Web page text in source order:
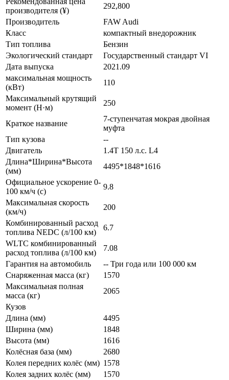
производителя (¥)
292,800
Производитель
FAW Audi
Класс
компактный внедорожник
Тип топлива
Бензин
Экологический стандарт
Государственный стандарт VI
Дата выпуска
2021.09
максимальная мощность
(кВт)
110
Максимальный крутящий
момент (Н·м)
250
Краткое название
7-ступенчатая мокрая двойная
муфта
Тип кузова
--
Двигатель
1.4T 150 л.с. L4
Длина*Ширина*Высота
(мм)
4495*1848*1616
Официальное ускорение 0-
100 км/ч (с)
9.8
Максимальная скорость
(км/ч)
200
Комбинированный расход
топлива NEDC (л/100 км)
6.7
WLTC комбинированный
расход топлива (л/100 км)
7.08
Гарантия на автомобиль
-- Три года или 100 000 км
Снаряженная масса (кг)
1570
Максимальная полная
масса (кг)
2065
Кузов
Длина (мм)
4495
Ширина (мм)
1848
Высота (мм)
1616
Колёсная база (мм)
2680
Колея передних колёс (мм) 1578
Колея задних колёс (мм)
1570